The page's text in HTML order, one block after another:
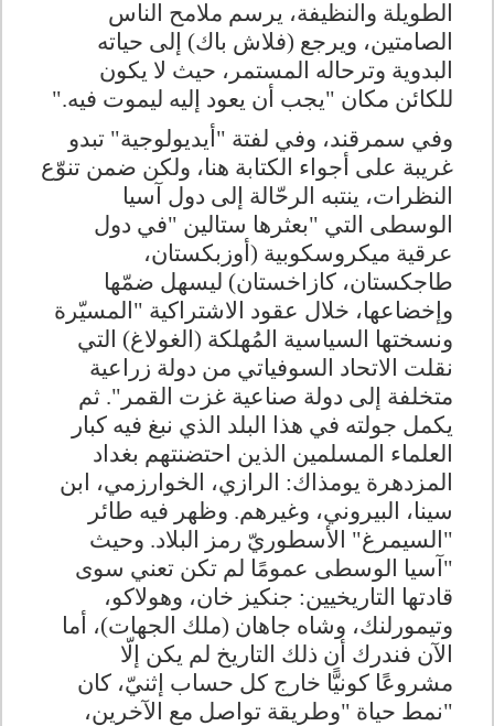
الطويلة والنظيفة، يرسم ملامح الناس
الصامتين، ويرجع (فلاش باك) إلى حياته
البدوية وترحاله المستمر، حيث لا يكون
للكائن مكان "يجب أن يعود إليه ليموت فيه".
وفي سمرقند، وفي لفتة "أيديولوجية" تبدو
غريبة على أجواء الكتابة هنا، ولكن ضمن تنوّع
النظرات، ينتبه الرحّالة إلى دول آسيا
الوسطى التي "بعثرها ستالين "في دول
عرقية ميكروسكوبية (أوزبكستان،
طاجكستان، كازاخستان) ليسهل ضمّها
وإخضاعها، خلال عقود الاشتراكية "المسيّرة
ونسختها السياسية المُهلكة (الغولاغ) التي
نقلت الاتحاد السوفياتي من دولة زراعية
متخلفة إلى دولة صناعية غزت القمر". ثم
يكمل جولته في هذا البلد الذي نبغ فيه كبار
العلماء المسلمين الذين احتضنتهم بغداد
المزدهرة يومذاك: الرازي، الخوارزمي، ابن
سينا، البيروني، وغيرهم. وظهر فيه طائر
"السيمرغ" الأسطوريّ رمز البلاد. وحيث
" آسيا الوسطى عمومًا لم تكن تعني سوى
قادتها التاريخيين: جنكيز خان، وهولاكو،
وتيمورلنك، وشاه جاهان (ملك الجهات)، أما
الآن فندرك أن ذلك التاريخ لم يكن إلّا
مشروعًا كونيًّا خارج كل حساب إثنيّ، كان
"نمط حياة "وطريقة تواصل مع الآخرين،